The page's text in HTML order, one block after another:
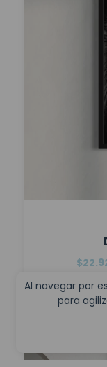
Al navegar por
para
6